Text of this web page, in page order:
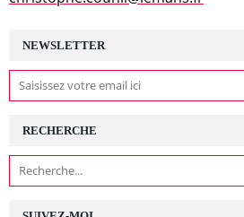
NEWSLETTER
RECHERCHE